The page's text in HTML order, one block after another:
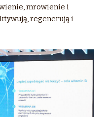
,mrowienie i
regenerują i